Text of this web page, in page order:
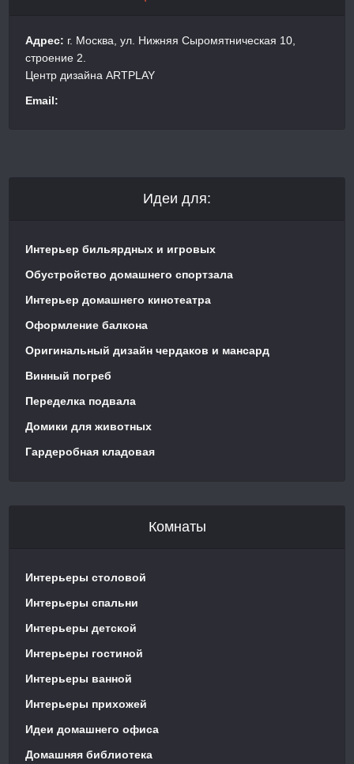
Адрес: г. Москва, ул. Нижняя Сыромятническая 10,
строение 2.
Центр дизайна ARTPLAY
Email:
Идеи для:
Интерьер бильярдных и игровых
Обустройство домашнего спортзала
Интерьер домашнего кинотеатра
Оформление балкона
Оригинальный дизайн чердаков и мансард
Винный погреб
Переделка подвала
Домики для животных
Гардеробная кладовая
Комнаты
Интерьеры столовой
Интерьеры спальни
Интерьеры детской
Интерьеры гостиной
Интерьеры ванной
Интерьеры прихожей
Идеи домашнего офиса
Домашняя библиотека